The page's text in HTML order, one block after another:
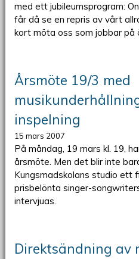
med ett jubileumsprogram:
får då se en repris av vårt
kort möta oss som jobbar på
Årsmöte 19/3 med
inspelning
15 mars 2007
På måndag, 19 mars kl. 19,
årsmöte. Men det blir inte
Kungsmadskolans studio ett
prisbelönta singer-
intervjuas.
Direktsändning av